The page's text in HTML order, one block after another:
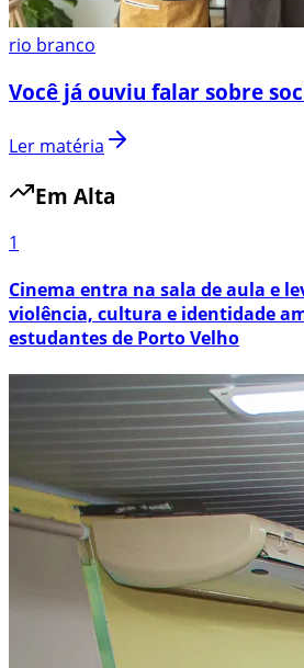
rio branco
Você já ouviu falar sobre
Ler matéria
Em Alta
1
Cinema entra na sala de aula e
violência, cultura e identidade
estudantes de Porto Velho